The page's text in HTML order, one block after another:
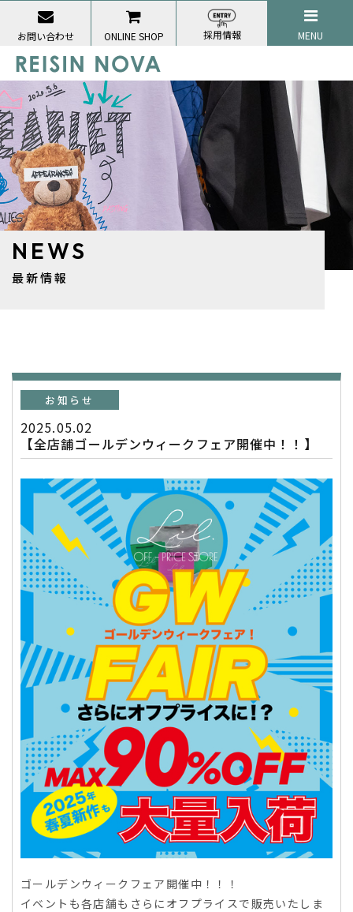
NEWS
最新情報
お知らせ
2025.05.02
【全店舗ゴールデンウィークフェア開催中！！】
ゴールデンウィークフェア開催中！！！
イベントも各店舗もさらにオフプライスで販売いたしま
お問い合わせ ONLINE SHOP 採用情報 MENU